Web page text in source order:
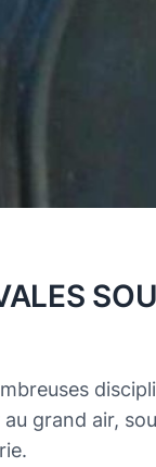
grand air,